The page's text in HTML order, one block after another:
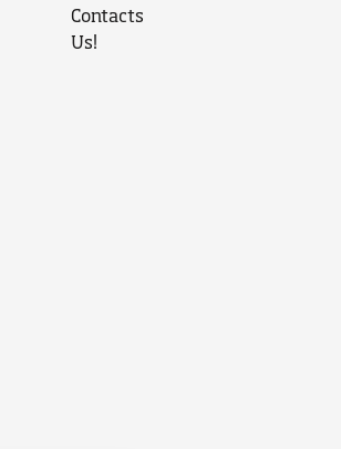
Contacts
Us!